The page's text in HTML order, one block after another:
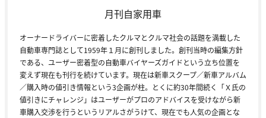
月刊自家用車
オーナードライバーに密着したクルマとクルマ社会の話題を満載した
自動車専門誌として1959年１月に創刊しました。創刊当時の編集方針
である、ユーザー密着型の自動車バイヤーズガイドという立ち位置を
変えず現在も刊行を続けています。現在は新車スクープ／新車アルバム
／購入時の値引き情報という3企画が柱。とくに約30年間続く「Ｘ氏の
値引きにチャレンジ」はユーザーがプロのアドバイスを受けながら新
車購入交渉を行うというリアルさがうけて、現在でも人気の企画とな